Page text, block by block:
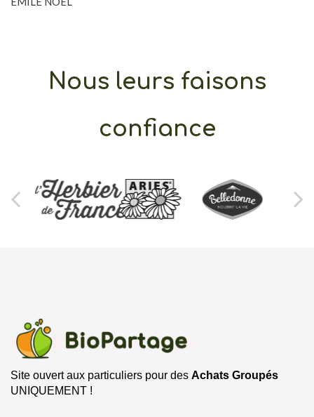
Nous leurs faisons
confiance
Site ouvert aux particuliers pour des Achats Groupés
UNIQUEMENT !